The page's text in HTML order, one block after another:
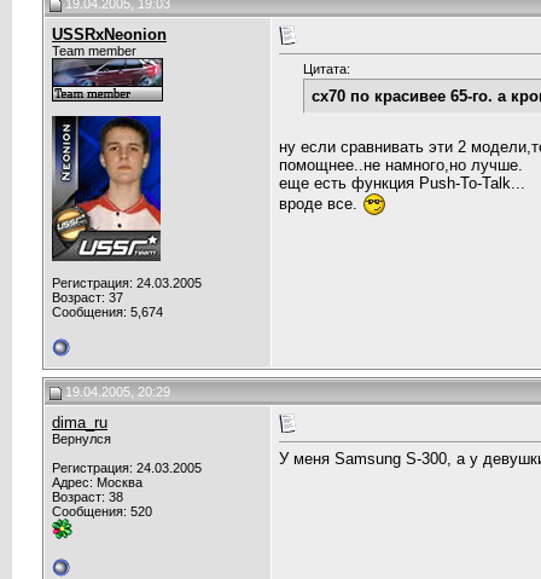
19.04.2005, 19:03
USSRxNeonion
Team member
Регистрация: 24.03.2005
Возраст: 37
Сообщения: 5,674
Цитата:
сх70 по красивее 65-го. а
ну если сравнивать эти 2
помощнее..не намного,но лучше.
еще есть функция Push-To-Talk...
вроде все.
19.04.2005, 20:29
dima_ru
Вернулся
Регистрация: 24.03.2005
Адрес: Москва
Возраст: 38
Сообщения: 520
У меня Samsung S-300, а у